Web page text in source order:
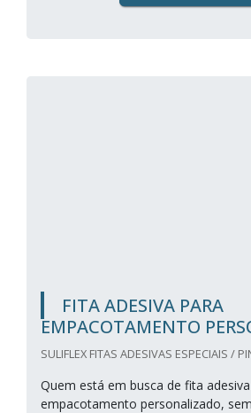
FITA ADESIVA PARA
EMPACOTAMENTO
SULIFLEX FITAS ADESIVAS ESPECIAIS /
Quem está em busca de fita
empacotamento personalizado,